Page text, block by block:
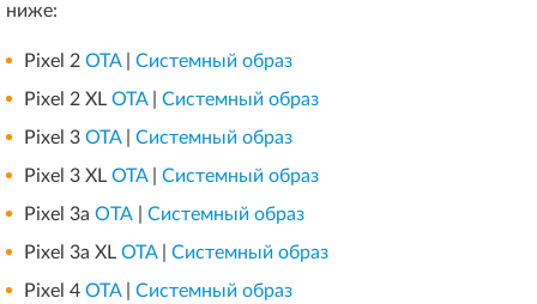
ниже:
Pixel 2 OTA| Системный образ
Pixel 2 XL OTA| Системный образ
Pixel 3 OTA| Системный образ
Pixel 3 XL OTA| Системный образ
Pixel 3а ОТА
Системный образ
Pixel 3a XL OTA| Системный образ
Pixel 4 OTA| Системный образ